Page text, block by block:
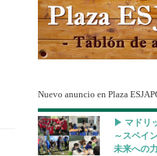
Nuevo anuncio en Plaza
▶︎ マドリ
～スペイ
未来への